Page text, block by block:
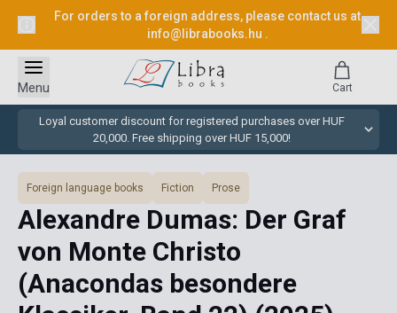
For orders to a foreign address, please contact us at
info@librabooks.hu .
Loyal customer discount for registered purchases over HUF
20,000. Free shipping over HUF 15,000!
Menu Cart
Foreign language books Fiction Prose
Alexandre Dumas: Der Graf
von Monte Christo
(Anacondas besondere